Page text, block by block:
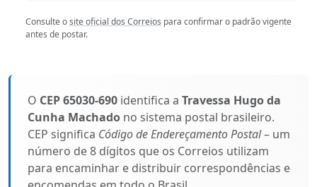
Consulte osite oficial dos Correios para confirmar o padrão vigente
antes de postar.
O CEP 65030-690 identifica a Travessa Hugo da
Cunha Machado no sistema postal brasileiro.
CEP significa Código de Endereçamento Postal– um
número de 8 dígitos que os Correios utilizam
para encaminhar e distribuir correspondências e